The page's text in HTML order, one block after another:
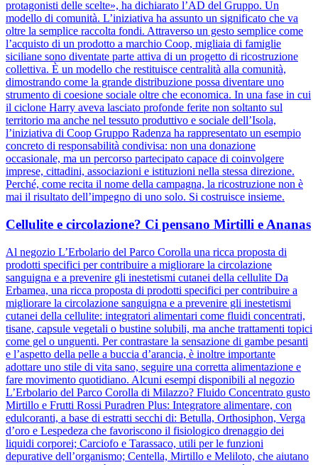
protagonisti delle scelte», ha dichiarato l’AD del Gruppo. Un
modello di comunità. L’iniziativa ha assunto un significato che va
oltre la semplice raccolta fondi. Attraverso un gesto semplice come
l’acquisto di un prodotto a marchio Coop, migliaia di famiglie
siciliane sono diventate parte attiva di un progetto di ricostruzione
collettiva. È un modello che restituisce centralità alla comunità,
dimostrando come la grande distribuzione possa diventare uno
strumento di coesione sociale oltre che economica. In una fase in cui
il ciclone Harry aveva lasciato profonde ferite non soltanto sul
territorio ma anche nel tessuto produttivo e sociale dell’Isola,
l’iniziativa di Coop Gruppo Radenza ha rappresentato un esempio
concreto di responsabilità condivisa: non una donazione
occasionale, ma un percorso partecipato capace di coinvolgere
imprese, cittadini, associazioni e istituzioni nella stessa direzione.
Perché, come recita il nome della campagna, la ricostruzione non è
mai il risultato dell’impegno di uno solo. Si costruisce insieme.
Cellulite e circolazione? Ci pensano Mirtilli e Ananas
Al negozio L’Erbolario del Parco Corolla una ricca proposta di
prodotti specifici per contribuire a migliorare la circolazione
sanguigna e a prevenire gli inestetismi cutanei della cellulite Da
Erbamea, una ricca proposta di prodotti specifici per contribuire a
migliorare la circolazione sanguigna e a prevenire gli inestetismi
cutanei della cellulite: integratori alimentari come fluidi concentrati,
tisane, capsule vegetali o bustine solubili, ma anche trattamenti topici
come gel o unguenti. Per contrastare la sensazione di gambe pesanti
e l’aspetto della pelle a buccia d’arancia, è inoltre importante
adottare uno stile di vita sano, seguire una corretta alimentazione e
fare movimento quotidiano. Alcuni esempi disponibili al negozio
L’Erbolario del Parco Corolla di Milazzo? Fluido Concentrato gusto
Mirtillo e Frutti Rossi Puradren Plus: Integratore alimentare, con
edulcoranti, a base di estratti secchi di: Betulla, Orthosiphon, Verga
d’oro e Lespedeza che favoriscono il fisiologico drenaggio dei
liquidi corporei; Carciofo e Tarassaco, utili per le funzioni
depurative dell’organismo; Centella, Mirtillo e Meliloto, che aiutano